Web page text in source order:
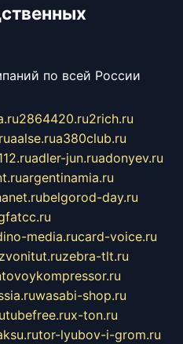
по всей России
2864420.ru2rich.ru
aalse.rua380club.ru
adler-jun.ruadonyev.ru
argentinamia.ru
belgorod-day.ru
media.rucard-voice.ru
zvonitut.ruzebra-tlt.ru
wasabi-shop.ru
x-ton.ru
tor-lyubov-i-grom.ru